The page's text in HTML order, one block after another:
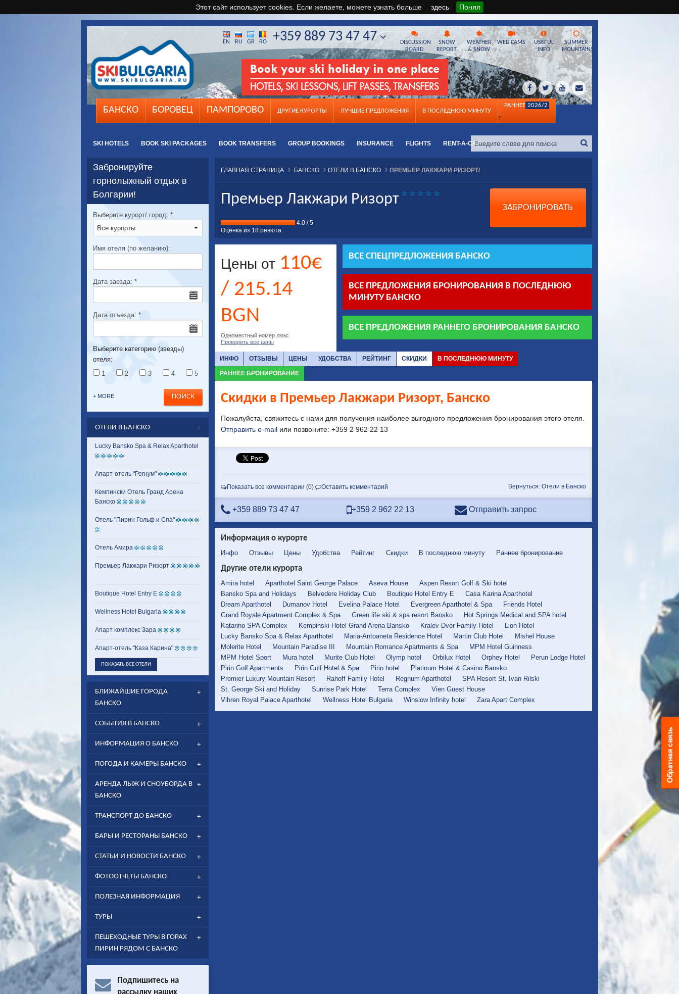
Этот сайт использует cookies. Если желаете, можете узнать больше здесь Понял
БАНСКО БОРОВЕЦ ПАМПОРОВО ДРУГИЕ КУРОРТЫ ЛУЧШИЕ ПРЕДЛОЖЕНИЯ B ПОСЛЕДНЮЮ МИНУТУ
РАННЕЕ 2026/2
7
SKI HOTELS BOOK SKI PACKAGES BOOK TRANSFERS GROUP BOOKINGS INSURANCE FLIGHTS RENT-A-CAR
DISCUSSION
BOARD
SNOW
REPORT
WEATHER
& SNOW
WEB CAMS
USEFUL
INFO
SUMMER
MOUNTAINS
EN RU GR RO +359 889 73 47 47
ГЛАВНАЯ СТРАНИЦА БАНСКО ОТЕЛИ В БАНСКО ПРЕМЬЕР ЛАКЖАРИ РИЗОРТ/
ЗАБРОНИРОВАТЬ
Премьер Лакжари Ризорт
4.0 / 5
Оценка из 18 ревюта.
Цены от 110€
/ 215.14
BGN
Одноместный номер люкс
Проверить все цены
ВСЕ СПЕЦПРЕДЛОЖЕНИЯ БАНСКО
ВСЕ ПРЕДЛОЖЕНИЯ БРОНИРОВАНИЯ В ПОСЛЕДНЮЮ
МИНУТУ БАНСКО
ВСЕ ПРЕДЛОЖЕНИЯ РАННЕГО БРОНИРОВАНИЯ БАНСКО
ИНФО ОТЗЫВЫ ЦЕНЫ УДОБСТВА РЕЙТИНГ СКИДКИ В ПОСЛЕДНЮЮ МИНУТУ
РАННЕЕ БРОНИРОВАНИЕ
Скидки в Премьер Лакжари Ризорт, Банско
Пожалуйста, свяжитесь с нами для получения наиболее выгодного предложения бронирования этого отеля.
Отправить e-mail или позвоните: +359 2 962 22 13
Вернуться: Отели в Банско
Показать все комментарии (0) Оставить комментарий
+359 889 73 47 47 +359 2 962 22 13 Отправить запрос
Информация о курорте
Инфо Отзывы Цены Удобства Рейтинг Скидки В последнюю минуту Раннее бронирование
Другие отели курорта
Amira hotel Aparthotel Saint George Palace Aseva House
Aspen Resort Golf & Ski hotel
Bansko Spa and Holidays
Belvedere Holiday Club Boutique Hotel Entry E
Casa Karina Aparthotel
Dream Aparthotel
Dumanov Hotel Evelina Palace Hotel Evergreen Aparthotel & Spa
Friends Hotel
Grand Royale Apartment Complex & Spa
Green life ski & spa resort Bansko
Hot Springs Medical and SPA hotel
Katarino SPA Complex
Kempinski Hotel Grand Arena Bansko Kralev Dvor Family Hotel
Lion Hotel
Lucky Bansko Spa & Relax Aparthotel
Maria-Antoaneta Residence Hotel Martin Club Hotel
Mishel House
Molerite Hotel
Mountain Paradise III Mountain Romance Apartments & Spa
MPM Hotel Guinness
MPM Hotel Sport
Mura hotel Murite Club Hotel Olymp hotel Orbilux Hotel Orphey Hotel
Perun Lodge Hotel
Pirin Golf Apartments
Pirin Golf Hotel & Spa Pirin hotel
Platinum Hotel & Casino Bansko
Premier Luxury Mountain Resort
Rahoff Family Hotel Regnum Aparthotel
SPA Resort St. Ivan Rilski
St. George Ski and Holiday
Sunrise Park Hotel Terra Complex
Vien Guest House
Vihren Royal Palace Aparthotel
Wellness Hotel Bulgaria Winslow Infinity hotel Zara Apart Complex
Забронируйте
горнолыжный отдых в
Болгарии!
Выберите курорт/ город: *
Имя отеля (по желанию):
Дата заезда: *
Дата отъезда: *
Выберите категорию (звезды)
отеля:
1
2 3 4 5
+ MORE
ОТЕЛИ В БАНСКО
Lucky Bansko Spa & Relax Aparthotel
Апарт-отель "Регнум"
Кемпински Отель Гранд Арена
Банско
Отель "Пирин Гольф и Спа"
Отель Амира
Премьер Лакжари Ризорт
Boutique Hotel Entry E
Wellness Hotel Bulgaria
Апарт комплекс Зара
Апарт-отель "Каза Карина"
ПОКАЗАТЬ ВСЕ ОТЕЛИ
БЛИЖАЙШИЕ ГОРОДА
БАНСКО
СОБЫТИЯ В БАНСКО
ИНФОРМАЦИЯ О БАНСКО
ПОГОДА И КАМЕРЫ БАНСКО
АРЕНДА ЛЫЖ И СНОУБОРДА В
БАНСКО
ТРАНСПОРТ ДО БАНСКО
БАРЫ И РЕСТОРАНЫ БАНСКО
СТАТЬИ И НОВОСТИ БАНСКО
ФОТООТЧЕТЫ БАНСКО
ПОЛЕЗНАЯ ИНФОРМАЦИЯ
ТУРЫ
ПЕШЕХОДНЫЕ ТУРЫ В ГОРАХ
ПИРИН РЯДОМ С БАНСКО
Подпишитесь на
рассылку наших